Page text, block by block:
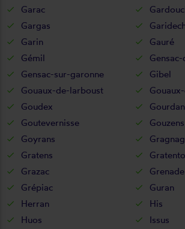
Garac
Gargas
Garin
Gauré
Gémil
Gensac-sur-garonne
Gibel
Gouaux-de-larboust
Goudex
Goutevernisse
Gouzens
Goyrans
Gratens
Grazac
Grenade
Grépiac
Guran
Herran
His
Huos
Issus